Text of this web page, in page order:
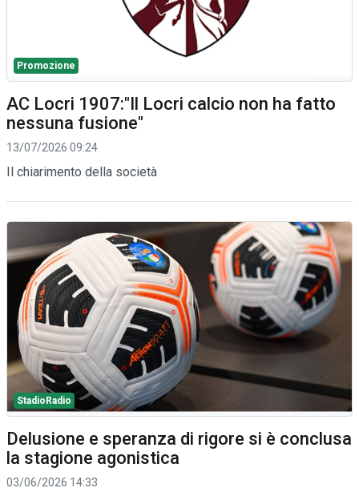
Promozione
AC Locri 1907:"Il Locri calcio non ha fatto
nessuna fusione"
13/07/2026 09:24
Il chiarimento della società
StadioRadio
Delusione e speranza di rigore si è conclusa
la stagione agonistica
03/06/2026 14:33